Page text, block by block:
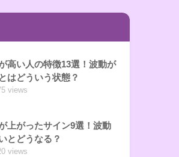
高い人の特徴13選！波動が
はどういう状態？
views
上がったサイン9選！波動
とどうなる？
views